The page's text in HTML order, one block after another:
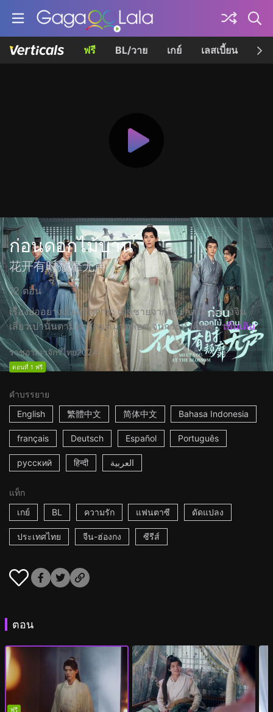
ฟรี BL/วาย เกย์ เลสเบี้ยน เค
ก่อนดอกไม้บาน
花开有时颓靡无声
12 ตอน
เรื่องย่ออย่างเป็นทางการ: เด็กชายจากตระกูลจิน อย่างจิน
เสี่ยวเปานั้นตามหารักแท้มาตลอด จนกระทั่งคืนค... เพิ่มเติม
ราชอาณาจักรไทย2024
ตอนที่ 1 ฟรี
คำบรรยาย
English
繁體中文 简体中文 Bahasa Indonesia
français Deutsch Español Português
русский हिन्दी العربية
แท็ก
เกย์
BL ความรัก แฟนตาซี ดัดแปลง
ประเทศไทย จีน-ฮ่องกง ซีรีส์
ตอน
ฟรี